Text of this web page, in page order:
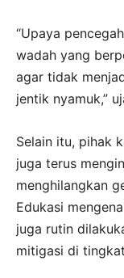
“Upaya
wadah yang
agar tidak
jentik nyamuk,”
Selain itu, pihak
juga terus
menghilangkan
Edukasi
juga rutin
mitigasi di